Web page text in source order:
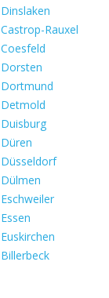
Dinslaken
Castrop-Rauxel
Coesfeld
Dorsten
Dortmund
Detmold
Duisburg
Düren
Düsseldorf
Dülmen
Eschweiler
Essen
Euskirchen
Billerbeck